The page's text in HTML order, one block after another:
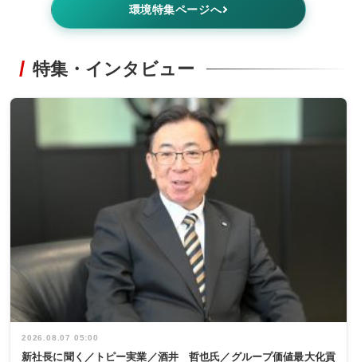
環境特集ページへ
特集・インタビュー
2026.08.07 05:00
新社長に聞く／トピー実業／酒井 哲也氏／グループ価値最大化貢